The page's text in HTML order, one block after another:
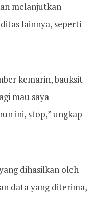
melanjutkan
lainnya, seperti
kemarin, bauksit
mau saya
ini, stop,” ungkap
dihasilkan oleh
data yang diterima,